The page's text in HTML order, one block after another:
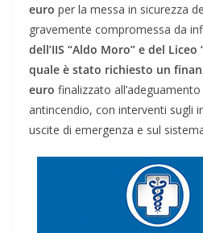
euro per la messa in sicurezza
gravemente compromessa da
dell’IIS “Aldo Moro” e del
quale è stato richiesto un
euro finalizzato
antincendio, con interventi sugli
uscite di emergenza e sul